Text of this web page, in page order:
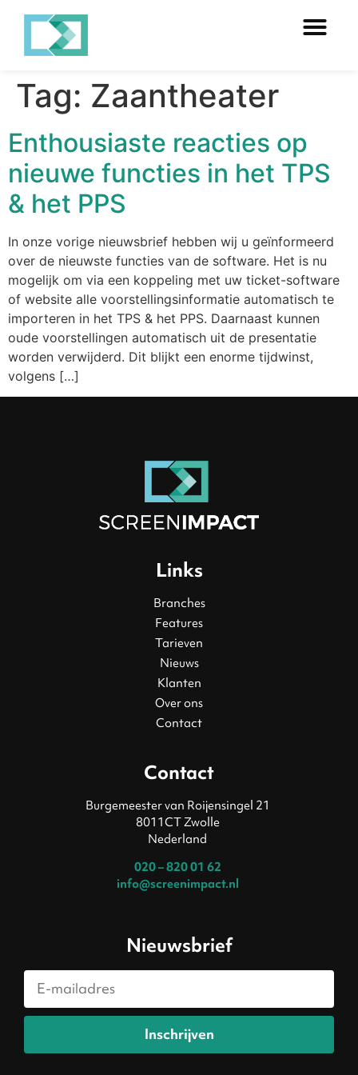
Tag: Zaantheater
Enthousiaste reacties op
nieuwe functies in het TPS
& het PPS
In onze vorige nieuwsbrief hebben wij u geïnformeerd
over de nieuwste functies van de software. Het is nu
mogelijk om via een koppeling met uw ticket-software
of website alle voorstellingsinformatie automatisch te
importeren in het TPS & het PPS. Daarnaast kunnen
oude voorstellingen automatisch uit de presentatie
worden verwijderd. Dit blijkt een enorme tijdwinst,
volgens […]
Links
Branches
Features
Tarieven
Nieuws
Klanten
Over ons
Contact
Contact
Burgemeester van Roijensingel 21
8011CT Zwolle
Nederland
020 – 820 01 62
info@screenimpact.nl
Nieuwsbrief
Inschrijven